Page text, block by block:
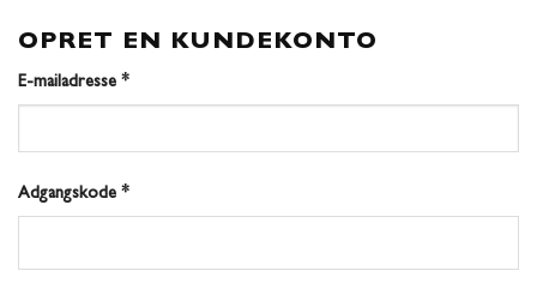
OPRET EN KUNDEKONTO
E-mailadresse *Påkrævet
Adgangskode *Påkrævet